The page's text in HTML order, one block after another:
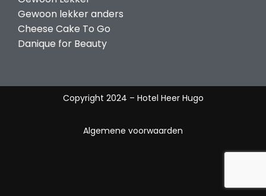
Gewoon lekker anders
Cheese Cake To Go
Danique for Beauty
Copyright 2024 – Hotel Heer Hugo
Algemene voorwaarden